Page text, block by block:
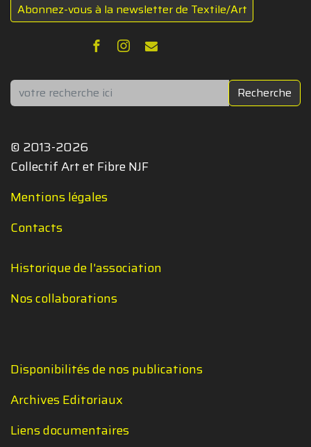
Abonnez-vous à la newsletter de Textile/Art
Rechercher Recherche
© 2013-2026
Collectif Art et Fibre NJF
Mentions légales
Contacts
Historique de l'association
Nos collaborations
Disponibilités de nos publications
Archives Editoriaux
Liens documentaires